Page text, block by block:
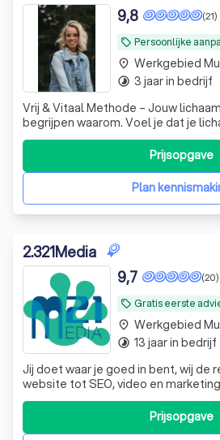
Trustoo Score van 8.8 op basis van
Wat is coaching?
Waarom een professionele
Musselkanaal?
Welke soorten coaching
Musselkanaal?
Tarieven van coaching in
Ontdek de beste coaches
met Trustoo
local_offer Persoonlijke
(21)
9,8
Vrij & Vitaal Methode – Jouw
begrijpen waarom. Voel je dat je lichaam steeds opnieuw
signalen afgeeft, maar lijkt
vinden? Dan is het tijd om niet
kijken, maar naar het lichaam als geheel. Met de
Vitaal Met
Plan
Prijsopgave
place Werkgebied
timelapse 3 jaar in bedrijf
2.321Media
local_offer Gratis eerste
(20)
9,7
Jij doet waar je goed in bent, wij de
website tot SEO, video en
nemen ruis weg en brengen focus.
merkafdeling on demand.Prijsopgave
place Werkgebied
timelapse 13 jaar in bedrijf